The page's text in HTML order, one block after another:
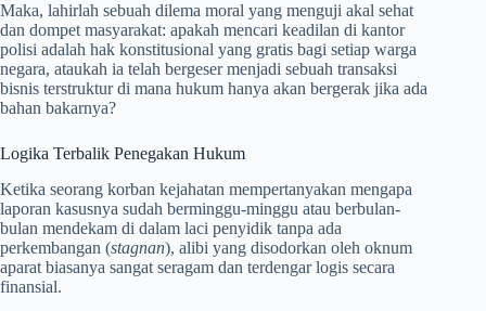
Maka, lahirlah sebuah dilema moral yang menguji akal sehat
dan dompet masyarakat: apakah mencari keadilan di kantor
polisi adalah hak konstitusional yang gratis bagi setiap warga
negara, ataukah ia telah bergeser menjadi sebuah transaksi
bisnis terstruktur di mana hukum hanya akan bergerak jika ada
bahan bakarnya?
Logika Terbalik Penegakan Hukum
Ketika seorang korban kejahatan mempertanyakan mengapa
laporan kasusnya sudah berminggu-minggu atau berbulan-
bulan mendekam di dalam laci penyidik tanpa ada
perkembangan (stagnan), alibi yang disodorkan oleh oknum
aparat biasanya sangat seragam dan terdengar logis secara
finansial.